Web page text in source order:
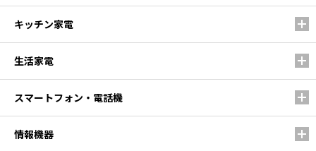
キッチン家電
生活家電
スマートフォン・電話機
情報機器